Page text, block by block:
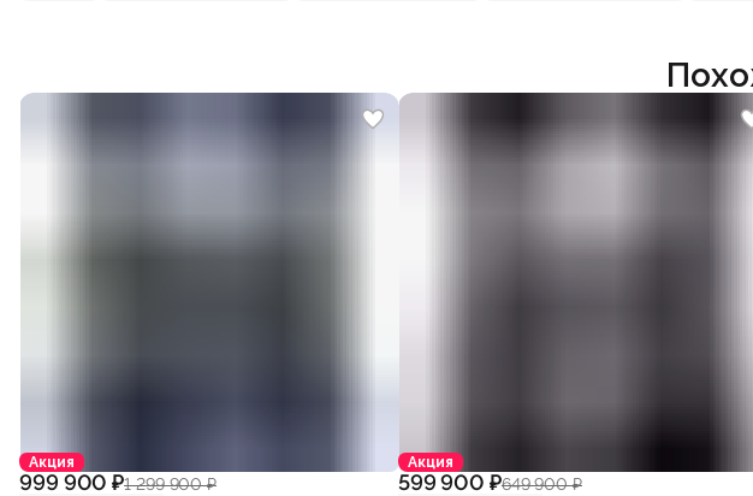
Акция
999 900 ₽1 299 900 ₽
Акция
599 900 ₽649 900 ₽